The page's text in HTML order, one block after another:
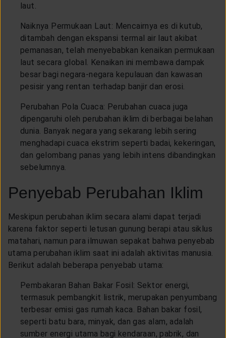
laut.
Naiknya Permukaan Laut: Mencairnya es di kutub,
ditambah dengan ekspansi termal air laut akibat
pemanasan, telah menyebabkan kenaikan permukaan
laut secara global. Kenaikan ini membawa dampak
besar bagi negara-negara kepulauan dan kawasan
pesisir yang rentan terhadap banjir dan erosi.
Perubahan Pola Cuaca: Perubahan cuaca juga
dipengaruhi oleh perubahan iklim di berbagai belahan
dunia. Banyak negara yang sekarang lebih sering
menghadapi cuaca ekstrim seperti badai, kekeringan,
dan gelombang panas yang lebih intens dibandingkan
sebelumnya.
Penyebab Perubahan Iklim
Meskipun perubahan iklim secara alami dapat terjadi
karena faktor seperti letusan gunung berapi atau siklus
matahari, namun para ilmuwan sepakat bahwa penyebab
utama perubahan iklim saat ini adalah aktivitas manusia.
Berikut adalah beberapa penyebab utama:
Pembakaran Bahan Bakar Fosil: Sektor energi,
termasuk pembangkit listrik, merupakan penyumbang
terbesar emisi gas rumah kaca. Bahan bakar fosil,
seperti batu bara, minyak, dan gas alam, adalah
sumber energi utama bagi kendaraan, pabrik, dan